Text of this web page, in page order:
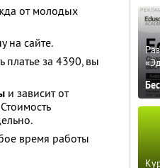
от молодых
на сайте.
платье за 4390, вы
и зависит от
время работы